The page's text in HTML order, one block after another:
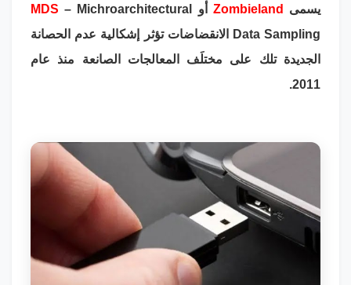
يسمى
Zombieland أو MDS– Michroarchitectural
Data Sampling الانقضاضات تؤثر إشكالية عدم الحصانة
الجديدة تلك على مختلَف المعالجات الصانعة منذ عام
2011.